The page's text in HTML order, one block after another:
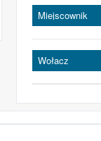
Miejscownik
Wołacz